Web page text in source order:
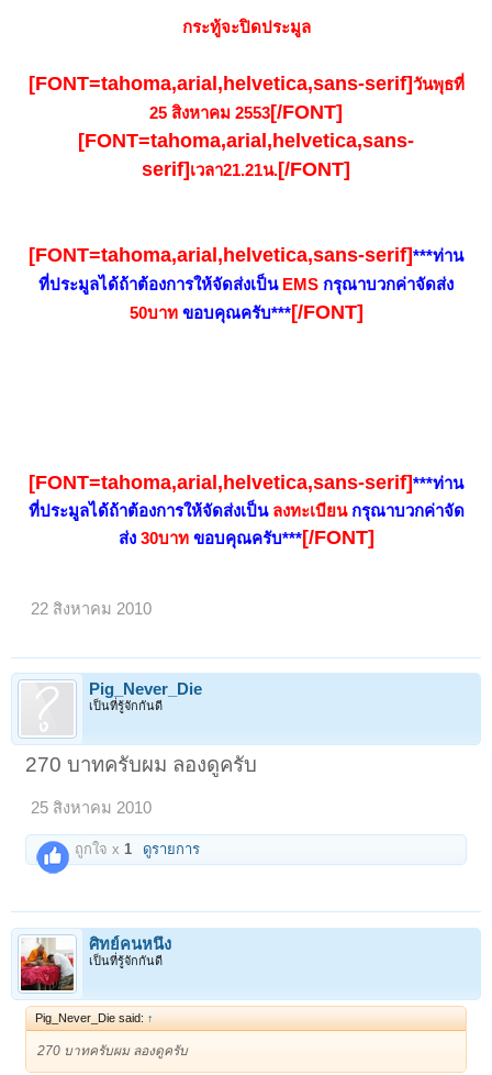
กระทู้จะปิดประมูล
[FONT=tahoma,arial,helvetica,sans-serif]วันพุธที่
25 สิงหาคม 2553[/FONT]
[FONT=tahoma,arial,helvetica,sans-
serif]เวลา21.21น.[/FONT]
[FONT=tahoma,arial,helvetica,sans-serif]***ท่าน
ที่ประมูลได้ถ้าต้องการให้จัดส่งเป็น EMS กรุณาบวกค่าจัดส่ง
50บาทขอบคุณครับ***[/FONT]
[FONT=tahoma,arial,helvetica,sans-serif]***ท่าน
ที่ประมูลได้ถ้าต้องการให้จัดส่งเป็น ลงทะเบียนกรุณาบวกค่าจัด
ส่ง30บาทขอบคุณครับ***[/FONT]
22 สิงหาคม 2010
Pig_Never_Die
เป็นที่รู้จักกันดี
270 บาทครับผม ลองดูครับ
25 สิงหาคม 2010
ถูกใจ x1 ดูรายการ
ศิทย์คนหนึ่ง
เป็นที่รู้จักกันดี
Pig_Never_Die said: ↑
270 บาทครับผม ลองดูครับ